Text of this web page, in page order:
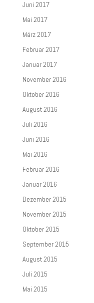
Juni 2017
Mai 2017
März 2017
Februar 2017
Januar 2017
November 2016
Oktober 2016
August 2016
Juli 2016
Juni 2016
Mai 2016
Februar 2016
Januar 2016
Dezember 2015
November 2015
Oktober 2015
September 2015
August 2015
Juli 2015
Mai 2015